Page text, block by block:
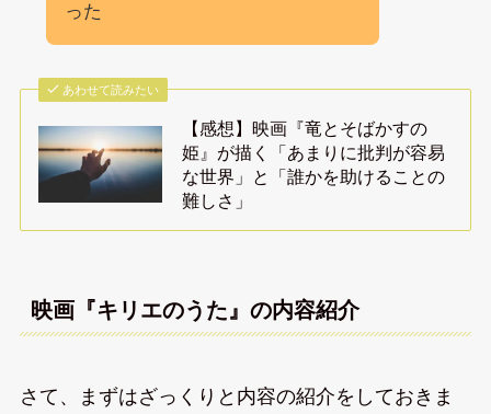
った
あわせて読みたい
【感想】映画『竜とそばかすの
姫』が描く「あまりに批判が容易
な世界」と「誰かを助けることの
難しさ」
映画『キリエのうた』の内容紹介
さて、まずはざっくりと内容の紹介をしておきま